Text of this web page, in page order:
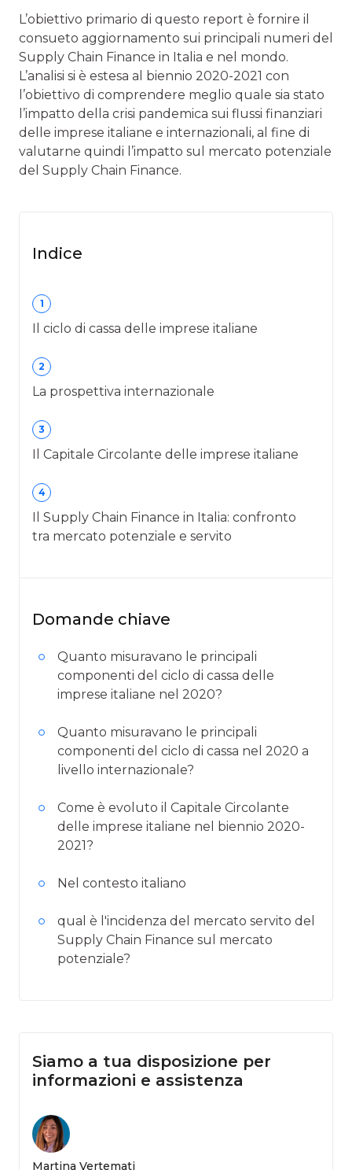
L’obiettivo primario di questo report è fornire il
consueto aggiornamento sui principali numeri del
Supply Chain Finance in Italia e nel mondo.
L’analisi si è estesa al biennio 2020-2021 con
l’obiettivo di comprendere meglio quale sia stato
l’impatto della crisi pandemica sui flussi finanziari
delle imprese italiane e internazionali, al fine di
valutarne quindi l’impatto sul mercato potenziale
del Supply Chain Finance.
Indice
1
Il ciclo di cassa delle imprese italiane
2
La prospettiva internazionale
3
Il Capitale Circolante delle imprese italiane
4
Il Supply Chain Finance in Italia: confronto
tra mercato potenziale e servito
Domande chiave
Quanto misuravano le principali
componenti del ciclo di cassa delle
imprese italiane nel 2020?
Quanto misuravano le principali
componenti del ciclo di cassa nel 2020 a
livello internazionale?
Come è evoluto il Capitale Circolante
delle imprese italiane nel biennio 2020-
2021?
Nel contesto italiano
qual è l'incidenza del mercato servito del
Supply Chain Finance sul mercato
potenziale?
Siamo a tua disposizione per
informazioni e assistenza
Martina Vertemati